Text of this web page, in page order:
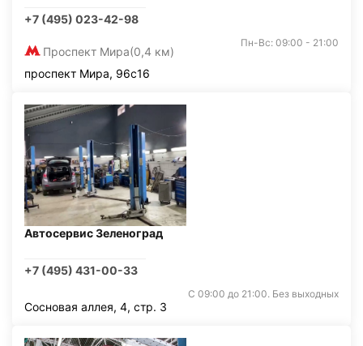
+7 (495) 023-42-98
Проспект Мира(0,4 км)
Пн-Вс: 09:00 - 21:00
проспект Мира, 96с16
Автосервис Зеленоград
+7 (495) 431-00-33
С 09:00 до 21:00. Без выходных
Сосновая аллея, 4, стр. 3